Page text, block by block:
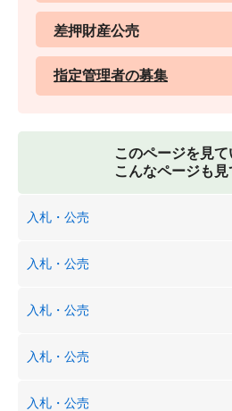
差押財産公売
指定管理者の募集
このページを見て
こんなページも
入札・公売
入札・公売
入札・公売
入札・公売
入札・公売